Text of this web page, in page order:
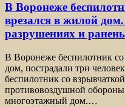
В Воронеже
врезался в жилой
разрушениях и
В Воронеже беспилотник со
дом, пострадали три
беспилотник со
противовоздушной
многоэтажный дом.…